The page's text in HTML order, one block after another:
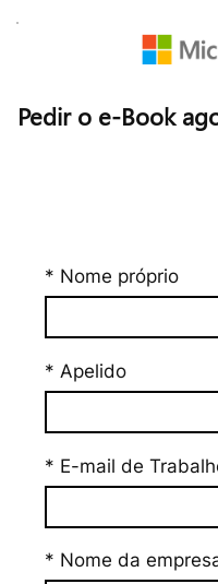
Pedir o e-Book
* Nome próprio
* Apelido
* E-mail de
* Nome da